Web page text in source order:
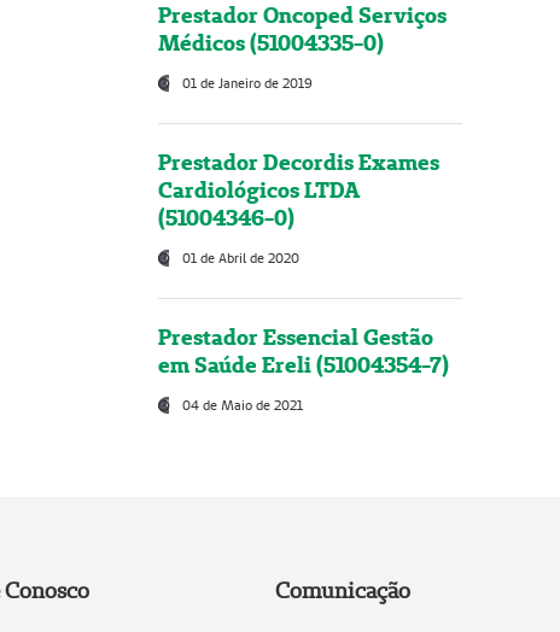
Prestador Oncoped Serviços
Médicos (51004335-0)
01 de Janeiro de 2019
Prestador Decordis Exames
Cardiológicos LTDA
(51004346-0)
01 de Abril de 2020
Prestador Essencial Gestão
em Saúde Ereli (51004354-7)
04 de Maio de 2021
Conosco Comunicação